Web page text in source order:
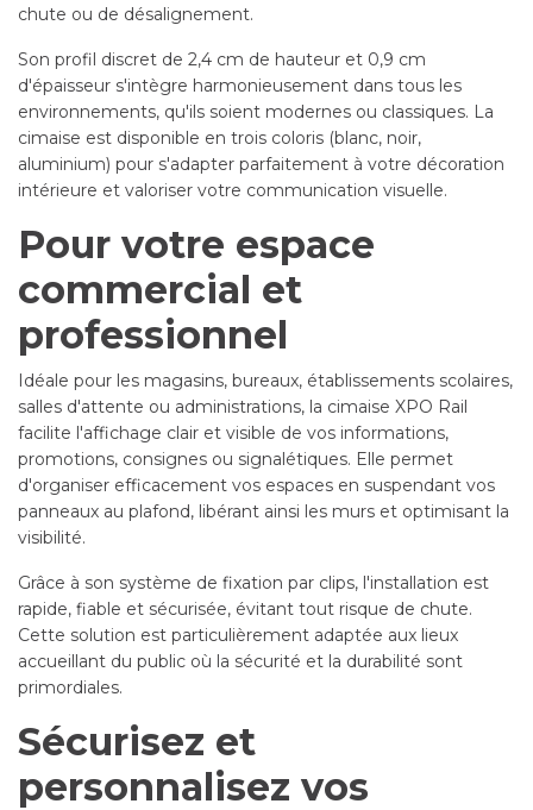
chute ou de désalignement.
Son profil discret de 2,4 cm de hauteur et 0,9 cm
d'épaisseur s'intègre harmonieusement dans tous les
environnements, qu'ils soient modernes ou classiques. La
cimaise est disponible en trois coloris (blanc, noir,
aluminium) pour s'adapter parfaitement à votre décoration
intérieure et valoriser votre communication visuelle.
Pour votre espace
commercial et
professionnel
Idéale pour les magasins, bureaux, établissements scolaires,
salles d'attente ou administrations, la cimaise XPO Rail
facilite l'affichage clair et visible de vos informations,
promotions, consignes ou signalétiques. Elle permet
d'organiser efficacement vos espaces en suspendant vos
panneaux au plafond, libérant ainsi les murs et optimisant la
visibilité.
Grâce à son système de fixation par clips, l'installation est
rapide, fiable et sécurisée, évitant tout risque de chute.
Cette solution est particulièrement adaptée aux lieux
accueillant du public où la sécurité et la durabilité sont
primordiales.
Sécurisez et
personnalisez vos